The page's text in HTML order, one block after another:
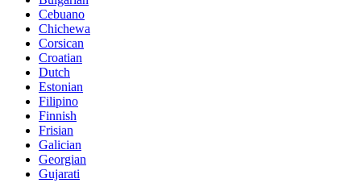
Cebuano
Chichewa
Corsican
Croatian
Dutch
Estonian
Filipino
Finnish
Frisian
Galician
Georgian
Gujarati